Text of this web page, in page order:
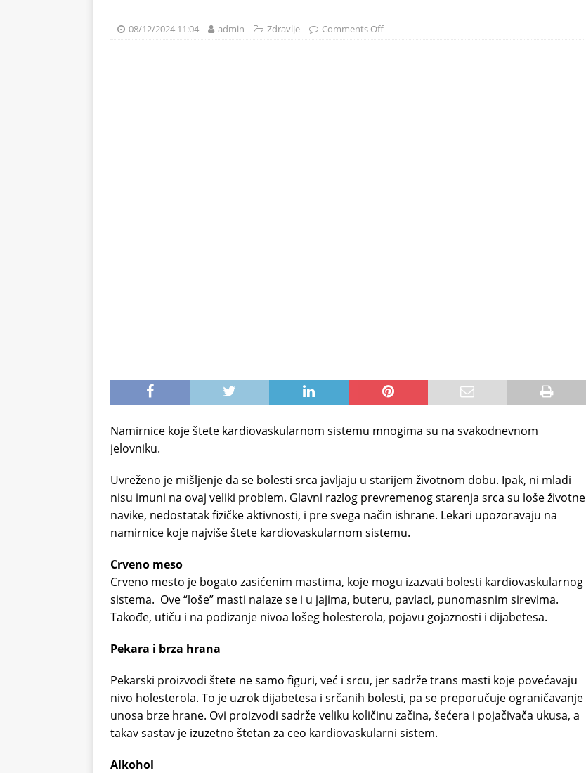
08/12/2024 11:04 admin Zdravlje Comments Off
Namirnice koje štete kardiovaskularnom sistemu mnogima su na svakodnevnom
jelovniku.
Uvreženo je mišljenje da se bolesti srca javljaju u starijem životnom dobu. Ipak, ni mladi
nisu imuni na ovaj veliki problem. Glavni razlog prevremenog starenja srca su loše životne
navike, nedostatak fizičke aktivnosti, i pre svega način ishrane. Lekari upozoravaju na
namirnice koje najviše štete kardiovaskularnom sistemu.
Crveno meso
Crveno mesto je bogato zasićenim mastima, koje mogu izazvati bolesti kardiovaskularnog
sistema. Ove “loše” masti nalaze se i u jajima, buteru, pavlaci, punomasnim sirevima.
Takođe, utiču i na podizanje nivoa lošeg holesterola, pojavu gojaznosti i dijabetesa.
Pekara i brza hrana
Pekarski proizvodi štete ne samo figuri, već i srcu, jer sadrže trans masti koje povećavaju
nivo holesterola. To je uzrok dijabetesa i srčanih bolesti, pa se preporučuje ograničavanje
unosa brze hrane. Ovi proizvodi sadrže veliku količinu začina, šećera i pojačivača ukusa, a
takav sastav je izuzetno štetan za ceo kardiovaskularni sistem.
Alkohol